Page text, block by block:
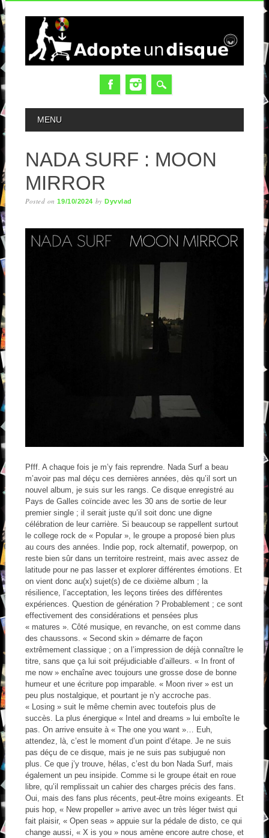
MAIN MENU
MENU
NADA SURF : MOON
MIRROR
Posted on19/10/2024 byDyvvlad
Pfff. A chaque fois je m’y fais reprendre. Nada Surf a beau
m’avoir pas mal déçu ces dernières années, dès qu’il sort un
nouvel album, je suis sur les rangs. Ce disque enregistré au
Pays de Galles coïncide avec les 30 ans de sortie de leur
premier single ; il serait juste qu’il soit donc une digne
célébration de leur carrière. Si beaucoup se rappellent surtout
le college rock de « Popular », le groupe a proposé bien plus
au cours des années. Indie pop, rock alternatif, powerpop, on
reste bien sûr dans un territoire restreint, mais avec assez de
latitude pour ne pas lasser et explorer différentes émotions. Et
on vient donc au(x) sujet(s) de ce dixième album ; la
résilience, l’acceptation, les leçons tirées des différentes
expériences. Question de génération ? Probablement ; ce sont
effectivement des considérations et pensées plus
« matures ». Côté musique, en revanche, on est comme dans
des chaussons. « Second skin » démarre de façon
extrêmement classique ; on a l’impression de déjà connaître le
titre, sans que ça lui soit préjudiciable d’ailleurs. « In front of
me now » enchaîne avec toujours une grosse dose de bonne
humeur et une écriture pop imparable. « Moon river » est un
peu plus nostalgique, et pourtant je n’y accroche pas.
« Losing » suit le même chemin avec toutefois plus de
succès. La plus énergique « Intel and dreams » lui emboîte le
pas. On arrive ensuite à « The one you want »… Euh,
attendez, là, c’est le moment d’un point d’étape. Je ne suis
pas déçu de ce disque, mais je ne suis pas subjugué non
plus. Ce que j’y trouve, hélas, c’est du bon Nada Surf, mais
également un peu insipide. Comme si le groupe était en roue
libre, qu’il remplissait un cahier des charges précis des fans.
Oui, mais des fans plus récents, peut-être moins exigeants. Et
puis hop, « New propeller » arrive avec un très léger twist qui
fait plaisir, « Open seas » appuie sur la pédale de disto, ce qui
change aussi, « X is you » nous amène encore autre chose, et